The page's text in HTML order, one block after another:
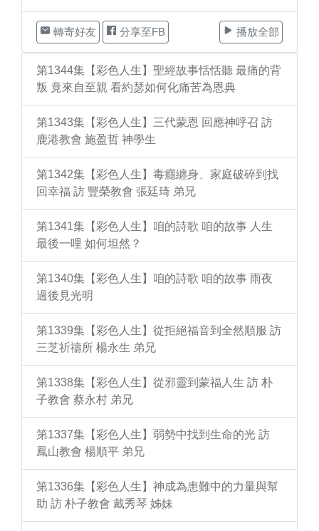
轉寄好友 分享至FB 播放全部
第1344集【彩色人生】聖經故事恬恬聽 最痛的背
叛 竟來自至親 看約瑟如何化痛苦為恩典
第1343集【彩色人生】三代蒙恩 回應神呼召 訪
鹿港教會 施盈哲 神學生
第1342集【彩色人生】毒癮纏身、家庭破碎到找
回幸福 訪 豐榮教會 張廷琦 弟兄
第1341集【彩色人生】咱的詩歌 咱的故事 人生
最後一哩 如何坦然？
第1340集【彩色人生】咱的詩歌 咱的故事 雨夜
過後見光明
第1339集【彩色人生】從拒絕福音到全然順服 訪
三芝祈禱所 楊永生 弟兄
第1338集【彩色人生】從邪靈到蒙福人生 訪 朴
子教會 蔡永村 弟兄
第1337集【彩色人生】弱勢中找到生命的光 訪
鳳山教會 楊順平 弟兄
第1336集【彩色人生】神成為患難中的力量與幫
助 訪 朴子教會 戴秀琴 姊妹